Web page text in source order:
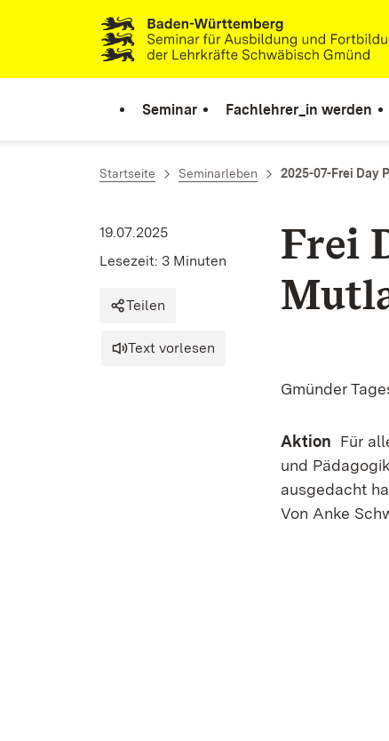
Zum Inhalt springen
Link zur Startseite
Seminar Fachlehrer_in werden
Startseite Seminarleben 2025-07-Frei Day
Frei
19.07.2025
Lesezeit: 3 Minuten
Teilen
Text vorlesen
Gmünder
Aktion Für
und
ausgedacht
Von Anke